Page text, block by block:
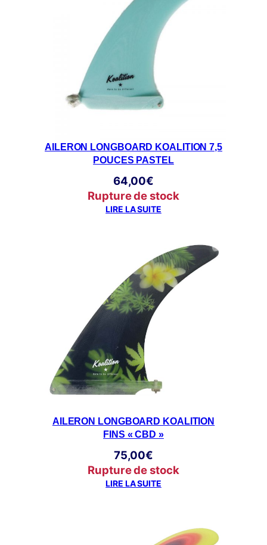
AILERON LONGBOARD KOALITION 7,5
POUCES PASTEL
64,00€
Rupture de stock
LIRE LA SUITE
AILERON LONGBOARD KOALITION
FINS « CBD »
75,00€
Rupture de stock
LIRE LA SUITE